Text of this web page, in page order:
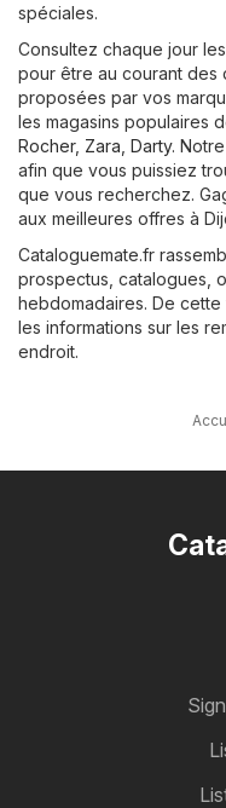
spéciales.
Consultez chaque jour
pour être au courant des
proposées par vos
les magasins populaires
Rocher, Zara Darty.
afin que vous puissiez
que vous recherchez.
aux meilleures offres à
Cataloguemate.fr
prospectus, catalogues,
hebdomadaires. De
les informations sur les
endroit.